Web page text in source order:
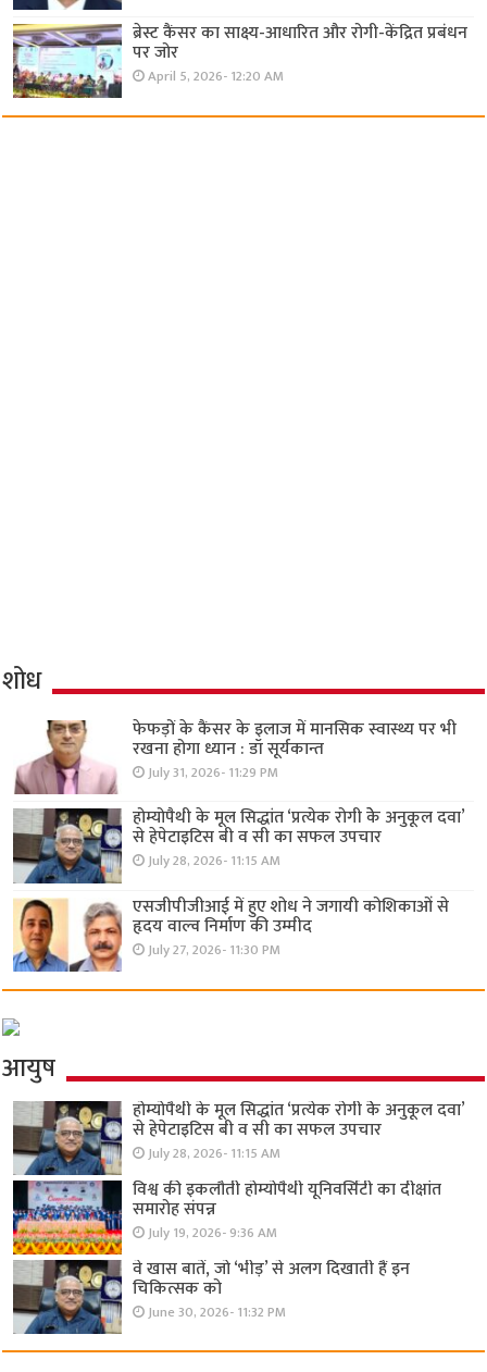
ब्रेस्ट कैंसर का साक्ष्य-आधारित और रोगी-केंद्रित प्रबंधन
पर जोर
April 5, 2026- 12:20 AM
शोध
फेफड़ों के कैंसर के इलाज में मानसिक स्वास्थ्य पर भी
रखना होगा ध्यान : डॉ सूर्यकान्त
July 31, 2026- 11:29 PM
होम्योपैथी के मूल सिद्धांत ‘प्रत्येक रोगी केे अनुकूल दवा’
से हेपेटाइटिस बी व सी का सफल उपचार
July 28, 2026- 11:15 AM
एसजीपीजीआई में हुए शोध ने जगायी कोशिकाओं से
हृदय वाल्व निर्माण की उम्मीद
July 27, 2026- 11:30 PM
आयुष
होम्योपैथी के मूल सिद्धांत ‘प्रत्येक रोगी केे अनुकूल दवा’
से हेपेटाइटिस बी व सी का सफल उपचार
July 28, 2026- 11:15 AM
विश्व की इकलौती होम्योपैथी यूनिवर्सिटी का दीक्षांत
समारोह संपन्न
July 19, 2026- 9:36 AM
वे खास बातें, जो ‘भीड़’ से अलग दिखाती हैं इन
चिकित्सक को
June 30, 2026- 11:32 PM